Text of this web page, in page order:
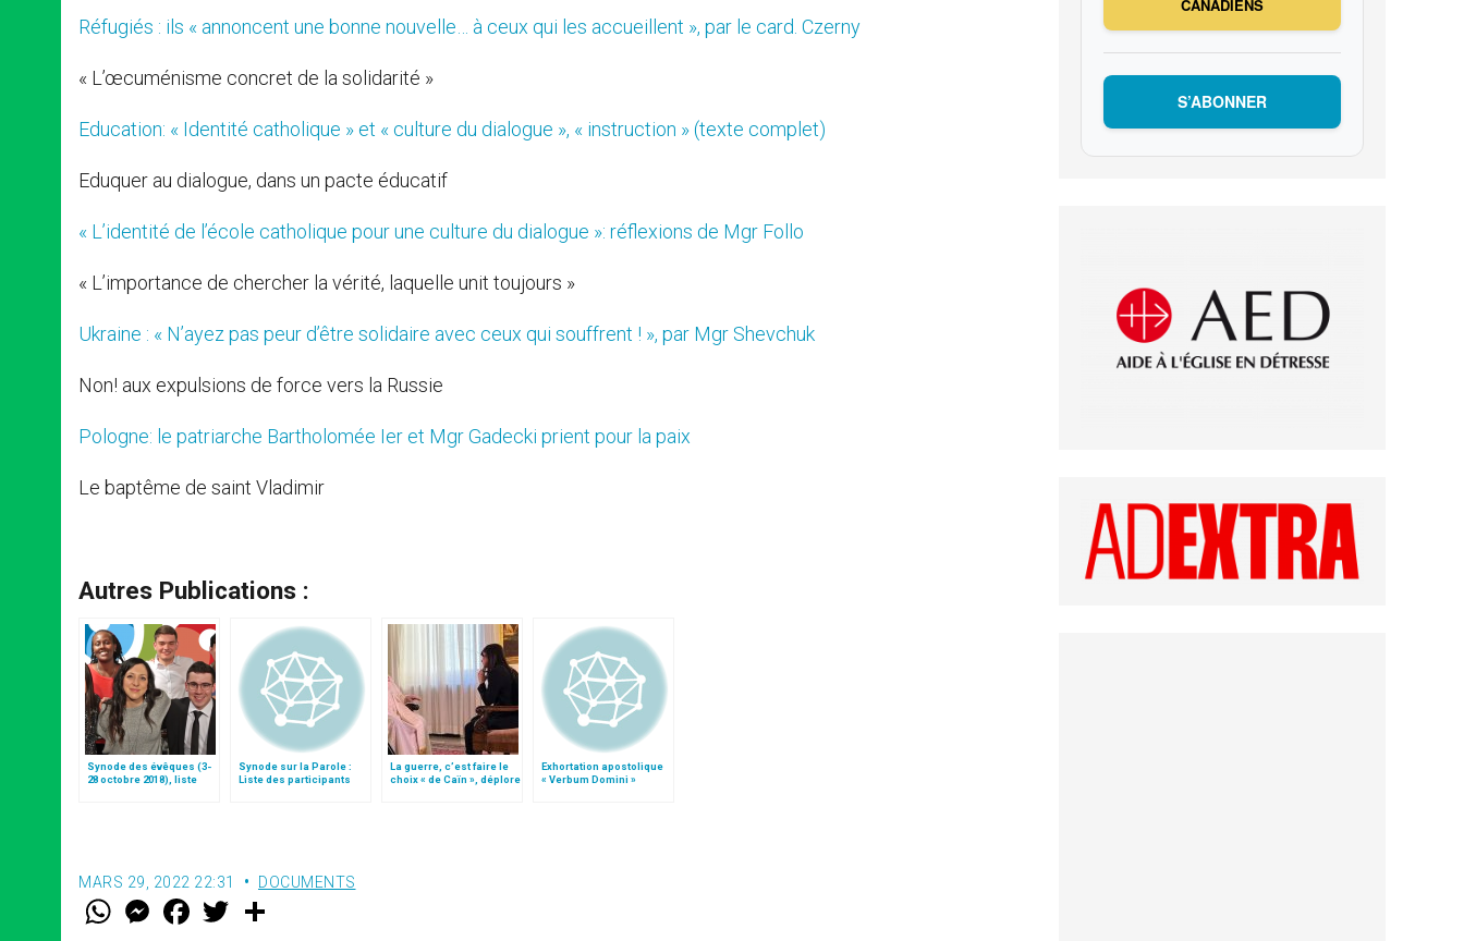
Réfugiés : ils « annoncent une bonne nouvelle… à ceux qui les accueillent », par le card. Czerny
« L’œcuménisme concret de la solidarité »
Education: « Identité catholique » et « culture du dialogue », « instruction » (texte complet)
Eduquer au dialogue, dans un pacte éducatif
« L’identité de l’école catholique pour une culture du dialogue »: réflexions de Mgr Follo
« L’importance de chercher la vérité, laquelle unit toujours »
Ukraine : « N’ayez pas peur d’être solidaire avec ceux qui souffrent ! », par Mgr Shevchuk
Non! aux expulsions de force vers la Russie
Pologne: le patriarche Bartholomée Ier et Mgr Gadecki prient pour la paix
Le baptême de saint Vladimir
Autres Publications :
Synode des évêques (3-
28 octobre 2018), liste
Synode sur la Parole :
Liste des participants
La guerre, c’est faire le
choix « de Caïn », déplore
Exhortation apostolique
« Verbum Domini »
MARS 29, 2022 22:31 DOCUMENTS
W M
e
F
a w
CANADIENS
S’ABONNER